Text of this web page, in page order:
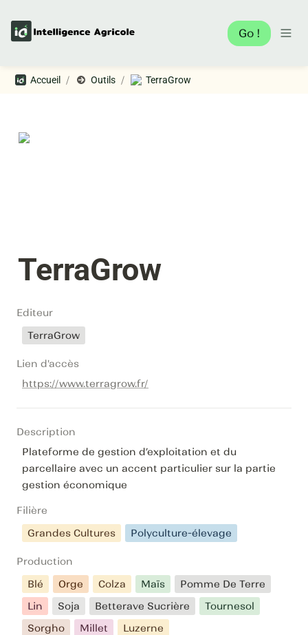
Go !
Accueil / Outils / TerraGrow
TerraGrow
Editeur
TerraGrow
Lien d'accès
https://www.terragrow.fr/
Description
Plateforme de gestion d’exploitation et du
parcellaire avec un accent particulier sur la partie
gestion économique
Filière
Grandes Cultures
Polyculture-élevage
Production
Blé
Orge Colza Maïs
Pomme De Terre
Lin
Soja Betterave Sucrière
Tournesol
Sorgho
Millet Luzerne